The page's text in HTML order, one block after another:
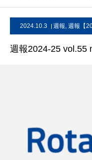
2024.10.3 週報, 週報【
週報2024-25 vol.55
活動報告
お問い合わせ